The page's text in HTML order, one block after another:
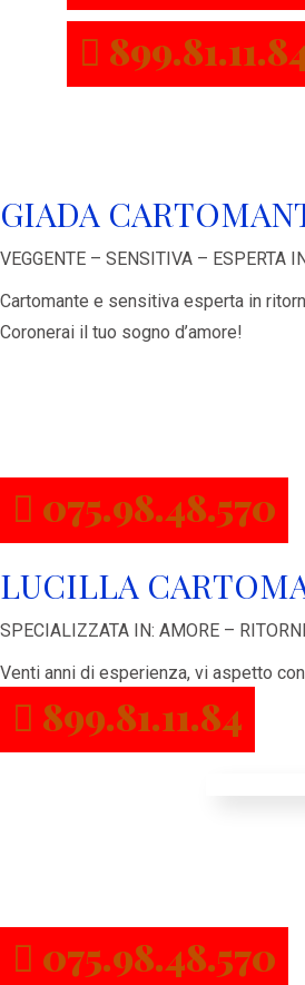
GIADA
VEGGENTE – SENSITIVA – ESPERTA
Cartomante e sensitiva esperta in
Coronerai il tuo sogno d’amore!
075.98.48.570
LUCILLA
SPECIALIZZATA IN: AMORE –
Venti anni di esperienza, vi aspetto
899.81.11.84
075.98.48.570